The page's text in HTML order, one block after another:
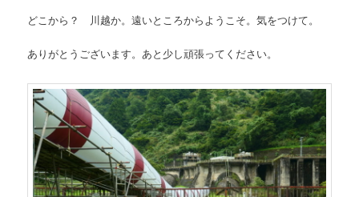
どこから？ 川越か。遠いところからようこそ。気をつけて。
ありがとうございます。あと少し頑張ってください。